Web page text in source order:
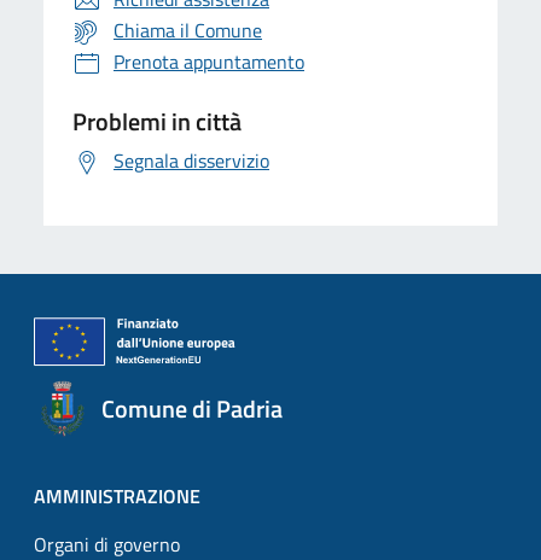
Chiama il Comune
Prenota appuntamento
Problemi in città
Segnala disservizio
Comune di Padria
AMMINISTRAZIONE
Organi di governo